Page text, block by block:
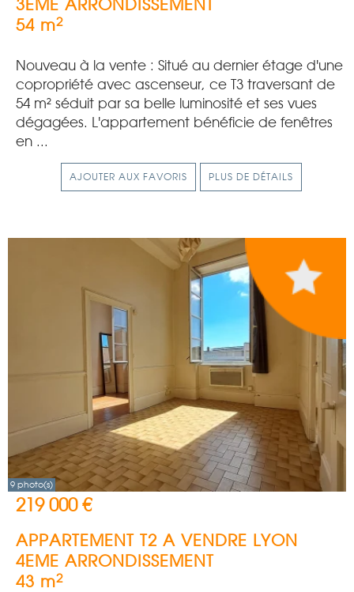
3EME ARRONDISSEMENT
54 m2
Nouveau à la vente : Situé au dernier étage d'une
copropriété avec ascenseur, ce T3 traversant de
54 m² séduit par sa belle luminosité et ses vues
dégagées. L'appartement bénéficie de fenêtres
en ...
AJOUTER AUX FAVORIS PLUS DE DÉTAILS
9 photo(s)
219 000 €
APPARTEMENT T2 A VENDRE LYON
4EME ARRONDISSEMENT
43 m2